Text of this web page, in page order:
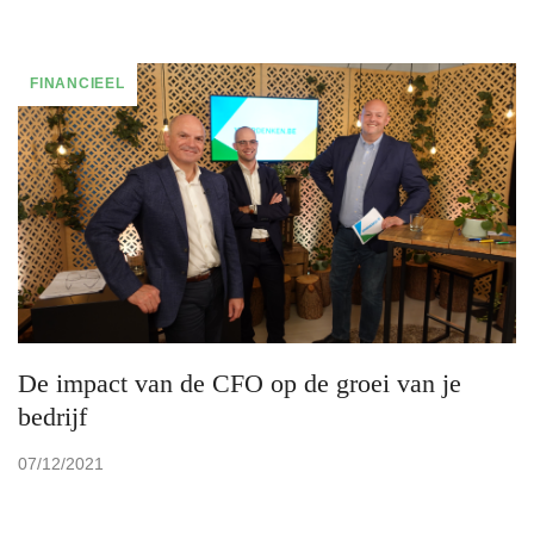
FINANCIEEL
De impact van de CFO op de groei van je
bedrijf
07/12/2021